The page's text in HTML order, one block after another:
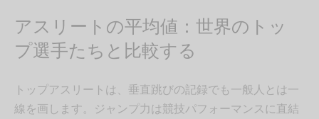
アスリートの平均値：世界のトッ
プ選手たちと比較する
トップアスリートは、垂直跳びの記録でも一般人とは一
線を画します。ジャンプ力は競技パフォーマンスに直結